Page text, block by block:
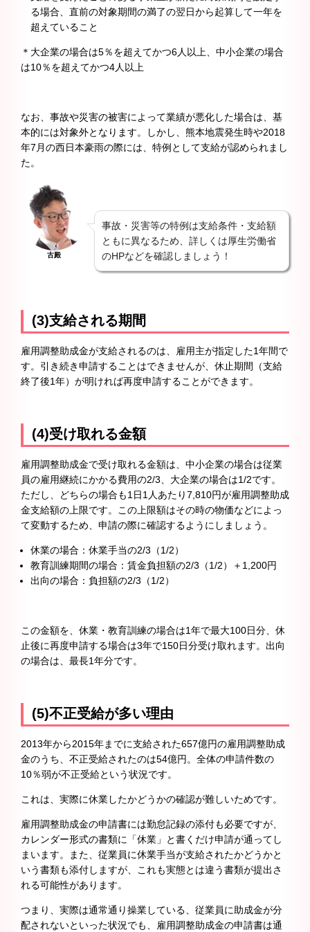
る場合、直前の対象期間の満了の翌日から起算して一年を
超えていること
＊大企業の場合は5％を超えてかつ6人以上、中小企業の場合
は10％を超えてかつ4人以上
なお、事故や災害の被害によって業績が悪化した場合は、基
本的には対象外となります。しかし、熊本地震発生時や2018
年7月の西日本豪雨の際には、特例として支給が認められまし
た。
古殿
事故・災害等の特例は支給条件・支給額
ともに異なるため、詳しくは厚生労働省
のHPなどを確認しましょう！
(3)支給される期間
雇用調整助成金が支給されるのは、雇用主が指定した1年間で
す。引き続き申請することはできませんが、休止期間（支給
終了後1年）が明ければ再度申請することができます。
(4)受け取れる金額
雇用調整助成金で受け取れる金額は、中小企業の場合は従業
員の雇用継続にかかる費用の2/3、大企業の場合は1/2です。
ただし、どちらの場合も1日1人あたり7,810円が雇用調整助成
金支給額の上限です。この上限額はその時の物価などによっ
て変動するため、申請の際に確認するようにしましょう。
休業の場合：休業手当の2/3（1/2）
教育訓練期間の場合：賃金負担額の2/3（1/2）＋1,200円
出向の場合：負担額の2/3（1/2）
この金額を、休業・教育訓練の場合は1年で最大100日分、休
止後に再度申請する場合は3年で150日分受け取れます。出向
の場合は、最長1年分です。
(5)不正受給が多い理由
2013年から2015年までに支給された657億円の雇用調整助成
金のうち、不正受給されたのは54億円。全体の申請件数の
10％弱が不正受給という状況です。
これは、実際に休業したかどうかの確認が難しいためです。
雇用調整助成金の申請書には勤怠記録の添付も必要ですが、
カレンダー形式の書類に「休業」と書くだけ申請が通ってし
まいます。また、従業員に休業手当が支給されたかどうかと
いう書類も添付しますが、これも実態とは違う書類が提出さ
れる可能性があります。
つまり、実際は通常通り操業している、従業員に助成金が分
配されないといった状況でも、雇用調整助成金の申請書は通